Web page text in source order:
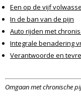
Een op de vijf
In de ban van de pijn
Auto rijden met
Integrale benadering
Verantwoorde en
Omgaan met chronische